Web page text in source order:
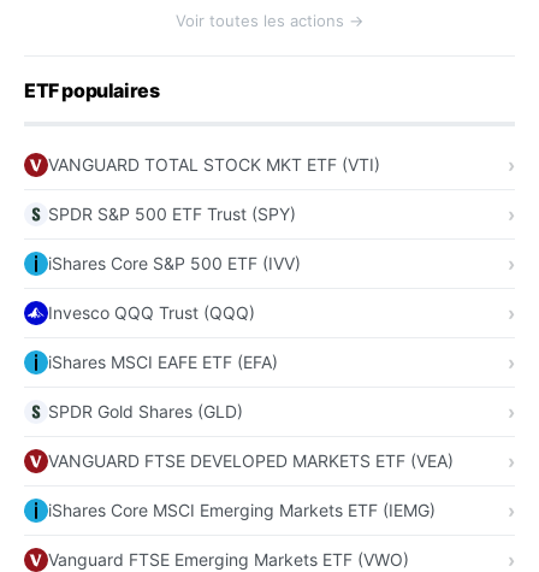
Voir toutes les actions →
ETF populaires
VANGUARD TOTAL STOCK MKT ETF (VTI)
SPDR S&P 500 ETF Trust (SPY)
iShares Core S&P 500 ETF (IVV)
Invesco QQQ Trust (QQQ)
iShares MSCI EAFE ETF (EFA)
SPDR Gold Shares (GLD)
VANGUARD FTSE DEVELOPED MARKETS ETF (VEA)
iShares Core MSCI Emerging Markets ETF (IEMG)
Vanguard FTSE Emerging Markets ETF (VWO)